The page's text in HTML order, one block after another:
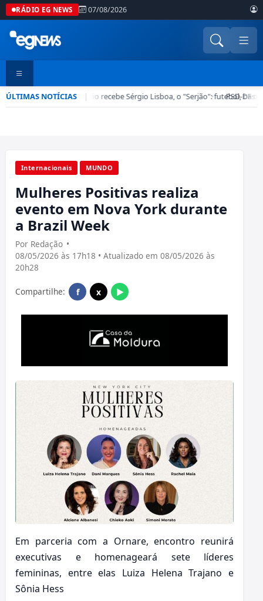
RÁDIO EG NEWS 07/08/2026
ÚLTIMAS NOTÍCIAS |
Esporte em Ação recebe Sérgio Lisboa, o "Serjão": futebol,
• PSD-DF
Internacionais MUNDO
Mulheres Positivas realiza
evento em Nova York durante
a Brazil Week
Por Redação •
08/05/2026 às 17h18 • Atualizado em 08/05/2026 às
20h28
Compartilhe: f x ▶
Em parceria com a Ornare, encontro reunirá
executivas e homenageará sete líderes
femininas, entre elas Luiza Helena Trajano e
Sônia Hess